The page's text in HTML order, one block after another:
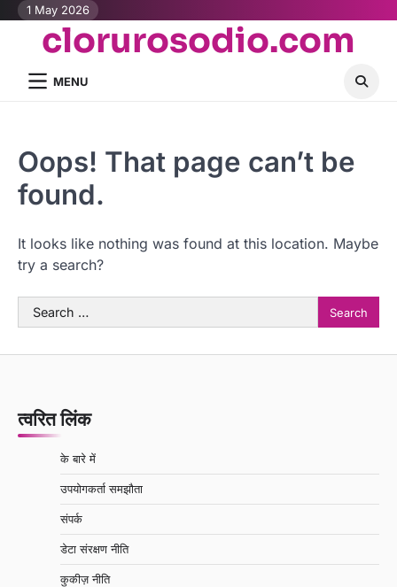
Skip
content
1 May 2026
clorurosodio.com
MENU
Oops! That page can’t be
found.
It looks like nothing was found at this location. Maybe
try a search?
Search
for:
त्वरित लिंक
के बारे में
उपयोगकर्ता समझौता
संपर्क
डेटा संरक्षण नीति
कुकीज़ नीति